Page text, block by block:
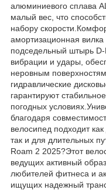
алюминиевого сплава
малый вес, что
набору
амортизационная
подседельный штырь
вибрации и удары,
неровным
гидравлические
гарантируют
погодных
благодаря
велосипед подходит
так и для длительных
Roam 2 2025?Этот
ведущих активный
любителей фитнеса и
ищущих надежный